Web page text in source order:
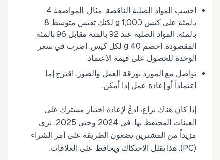
احسب المواد الصلبة الناقصة. مثال. المواصفة 4
بالمئة على كيس 1,000 g لكنك تقيس متوسط 8
بالمئة. المواد الصلبة عند 92 بالمئة مقابل 96 بالمئة
المقصودة. اخصم 40 g لكل كيس. اضرب في سعر
الوحدة للحصول على قيمة الاعتماد.
تواصل مع المورد بورقة العمل والصور. اقترح إما
اعتماداً أو إعادة عمل إذا أمكن.
إذا كان هناك نزاع، ادعُ لإعادة اختبار مشترك على
العينات المحتفظ بها. في 2024 وحتى 2025، نرى
مزيداً من المشترين يضعون الطريقة على أمر الشراء
(PO). هذا يقلل الاحتكاك ويحافظ على العلاقات.